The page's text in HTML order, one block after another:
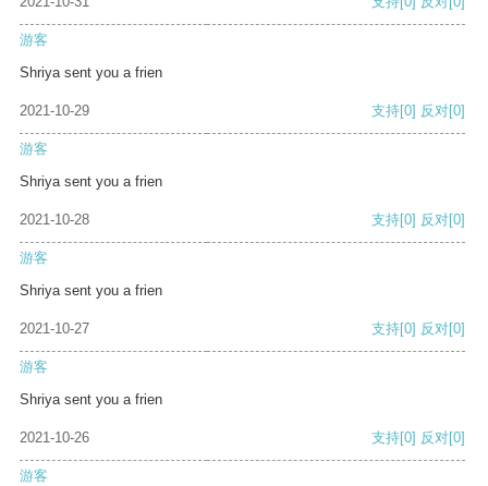
游客
Shriya sent you a frien
2021-10-29 支持[0] 反对[0]
游客
Shriya sent you a frien
2021-10-28 支持[0] 反对[0]
游客
Shriya sent you a frien
2021-10-27 支持[0] 反对[0]
游客
Shriya sent you a frien
2021-10-26 支持[0] 反对[0]
游客